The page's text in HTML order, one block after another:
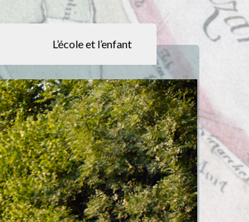
L’école et l’enfant